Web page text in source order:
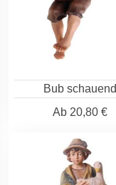
Bub schauend
Ab20,80 €